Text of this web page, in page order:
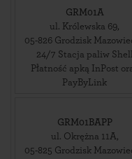
GRM01A
ul. Królewska 69,
05-826 Grodzisk
24/7 Stacja paliw Shell
Płatność apką InPost
PayByLink
GRM01BAPP
ul. Okrężna 11A,
05-825 Grodzisk